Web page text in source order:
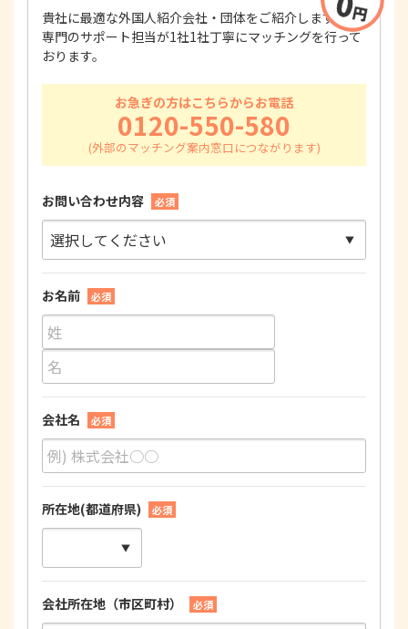
貴社に最適な外国人紹介会社・団体をご紹介します！
専門のサポート担当が1社1社丁寧にマッチングを行って
おります。
お急ぎの方はこちらからお電話
0120-550-580
お問い合わせ内容 必須
お名前 必須
会社名 必須
所在地(都道府県) 必須
会社所在地（市区町村） 必須